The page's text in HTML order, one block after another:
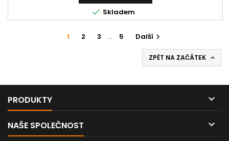
 Skladem
1 2 3 … 5 Další
ZPĚT NA ZAČÁTEK 
PRODUKTY 
NAŠE SPOLEČNOST 